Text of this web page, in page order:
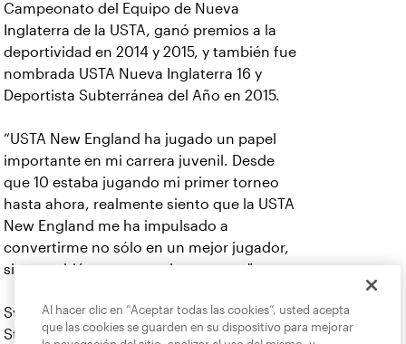
Campeonato del Equipo de Nueva
Inglaterra de la USTA, ganó premios a la
deportividad en 2014 y 2015, y también fue
nombrada USTA Nueva Inglaterra 16 y
Deportista Subterránea del Año en 2015.
“USTA New England ha jugado un papel
importante en mi carrera juvenil. Desde
que 10 estaba jugando mi primer torneo
hasta ahora, realmente siento que la USTA
New England me ha impulsado a
convertirme no sólo en un mejor jugador,
sino también en una mejor persona".
Sydney jugará tenis en la Universidad Penn
State en otoño.
Al hacer clic en “Aceptar todas las cookies”, usted acepta
que las cookies se guarden en su dispositivo para mejorar